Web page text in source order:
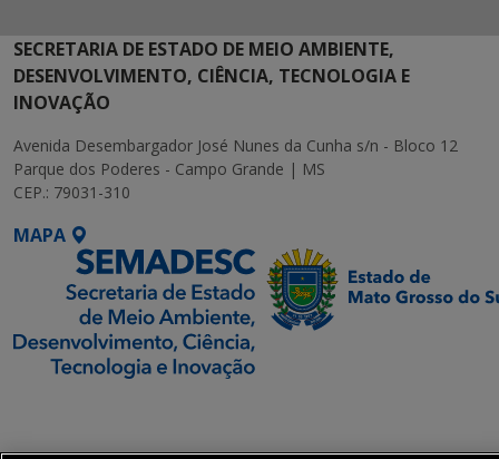
SECRETARIA DE ESTADO DE MEIO AMBIENTE,
DESENVOLVIMENTO, CIÊNCIA, TECNOLOGIA E
INOVAÇÃO
Avenida Desembargador José Nunes da Cunha s/n - Bloco 12
Parque dos Poderes - Campo Grande | MS
CEP.: 79031-310
MAPA